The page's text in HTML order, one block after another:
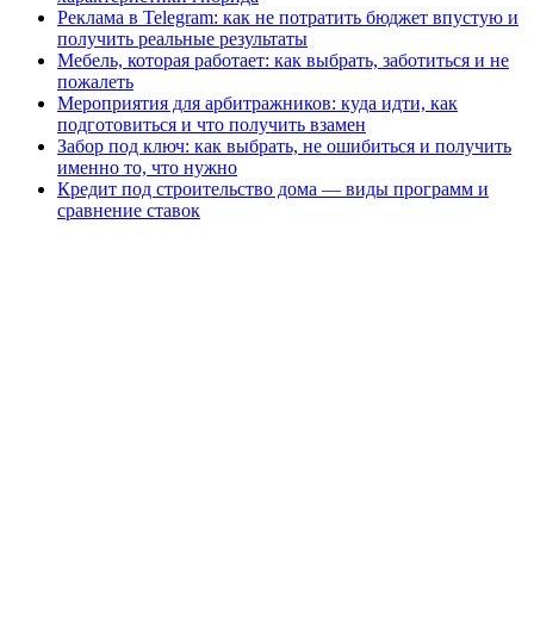
Реклама в Telegram: как не потратить бюджет впустую и
получить реальные результаты
Мебель, которая работает: как выбрать, заботиться и не
пожалеть
Мероприятия для арбитражников: куда идти, как
подготовиться и что получить взамен
Забор под ключ: как выбрать, не ошибиться и получить
именно то, что нужно
Кредит под строительство дома — виды программ и
сравнение ставок